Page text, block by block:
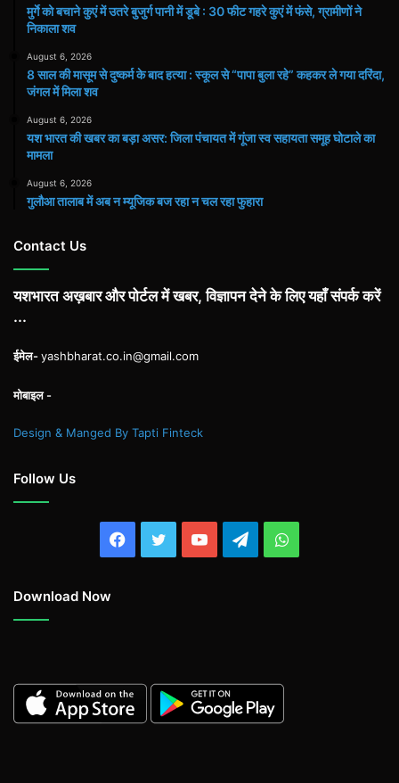
मुर्गे को बचाने कुएं में उतरे बुजुर्ग पानी में डूबे : 30 फीट गहरे कुएं में फंसे, ग्रामीणों ने
निकाला शव
August 6, 2026
8 साल की मासूम से दुष्कर्म के बाद हत्या : स्कूल से “पापा बुला रहे” कहकर ले गया दरिंदा,
जंगल में मिला शव
August 6, 2026
यश भारत की खबर का बड़ा असर: जिला पंचायत में गूंजा स्व सहायता समूह घोटाले का
मामला
August 6, 2026
गुलौआ तालाब में अब न म्यूजिक बज रहा न चल रहा फुहारा
Contact Us
यशभारत अख़बार और पोर्टल में खबर, विज्ञापन देने के लिए यहाँ संपर्क करें
...
ईमेल-yashbharat.co.in@gmail.com
मोबाइल -
Design & Manged By Tapti Finteck
Follow Us
Facebook
TwitterYouTubeTelegramWhatsApp
Download Now